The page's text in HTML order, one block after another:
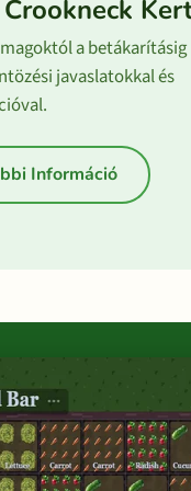
a betákarításig
javaslatokkal és
Információ